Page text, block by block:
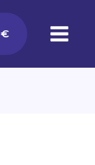
€